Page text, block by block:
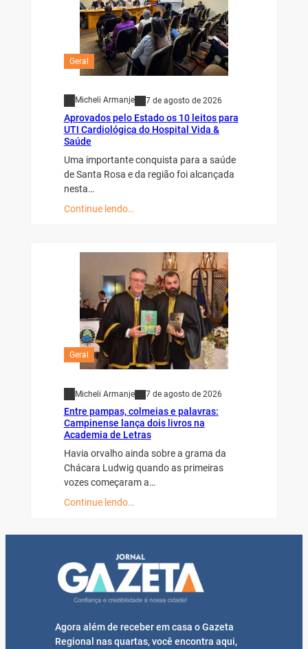
Geral
Micheli Armanje 7 de agosto de 2026
Aprovados pelo Estado os 10 leitos para
UTI Cardiológica do Hospital Vida &
Saúde
Uma importante conquista para a saúde
de Santa Rosa e da região foi alcançada
nesta…
Continue lendo…
Geral
Micheli Armanje 7 de agosto de 2026
Entre pampas, colmeias e palavras:
Campinense lança dois livros na
Academia de Letras
Havia orvalho ainda sobre a grama da
Chácara Ludwig quando as primeiras
vozes começaram a…
Continue lendo…
Agora além de receber em casa o Gazeta
Regional nas quartas, você encontra aqui,